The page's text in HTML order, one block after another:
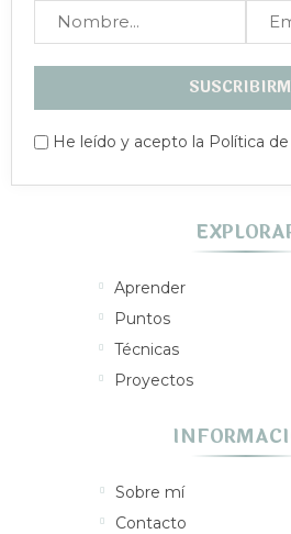
He leído y acepto la Política
Aprender
Puntos
Técnicas
Proyectos
Sobre mí
Contacto